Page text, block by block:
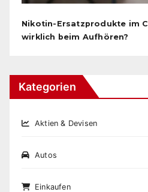
Nikotin-Ersatzprodukte im
wirklich beim Aufhören?
Kategorien
Aktien & Devisen
Autos
Einkaufen